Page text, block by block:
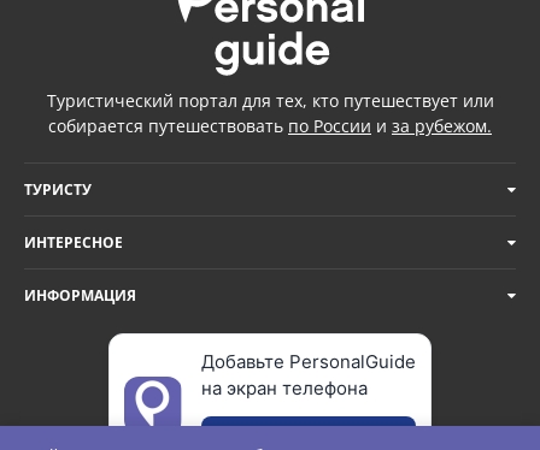
Туристический портал для тех, кто путешествует или
собирается путешествовать по России и за рубежом.
ТУРИСТУ
ИНТЕРЕСНОЕ
ИНФОРМАЦИЯ
Добавьте PersonalGuide
на экран телефона